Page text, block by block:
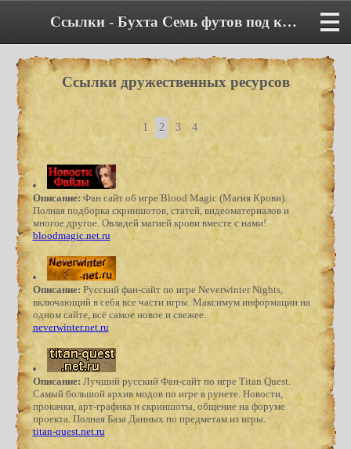
Ссылки - Бухта Семь футов под килем
Ссылки дружественных ресурсов
1 2 3 4
Описание: Фан сайт об игре Blood Magic (Магия Крови).
Полная подборка скриншотов, статей, видеоматериалов и
многое другое. Овладей магией крови вместе с нами!
bloodmagic.net.ru
Описание: Русский фан-сайт по игре Neverwinter Nights,
включающий в себя все части игры. Максимум информации на
одном сайте, всё самое новое и свежее.
neverwinter.net.ru
Описание: Лучший русский Фан-сайт по игре Titan Quest.
Самый большой архив модов по игре в рунете. Новости,
прокачки, арт-графика и скриншоты, общение на форуме
проекта. Полная База Данных по предметам из игры.
titan-quest.net.ru